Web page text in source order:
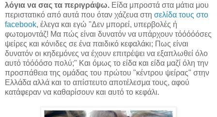
λόγια να σας τα περιγράψω. Είδα μπροστά στα μάτια μου
περιστατικό από αυτά που όταν χάζευα στη σελίδα τους στο
facebook, έλεγα και εγώ "Δεν μπορεί, υπερβολές ή
φωτομοντάζ! Μα πώς είναι δυνατόν να υπάρχουν τόόόόόσες
ψείρες και κόνιδες σε ένα παιδικό κεφαλάκι; Πως είναι
δυνατόν οι κηδεμόνες να έχουν επιτρέψει να εξαπλωθεί όλο
αυτό τόόόόσο πολύ;" Και όμως το είδα και είδα μαζί όλη την
προσπάθεια της ομάδας του πρώτου "κέντρου ψείρας" στην
Ελλάδα αλλά και το απίστευτο αποτέλεσμα τους, αφού
κατάφεραν να καθαρίσουν και αυτό το κεφάλι.